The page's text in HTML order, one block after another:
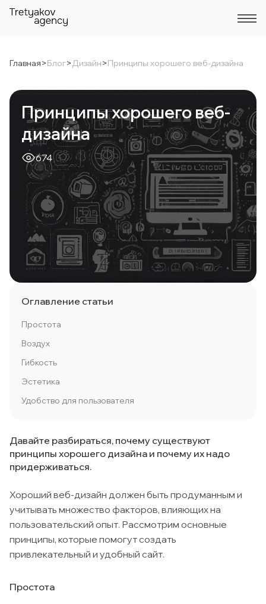
Главная>Блог>Дизайн>Принципы хорошего веб-дизайна
Принципы хорошего веб-
дизайна
674
Оглавление статьи
Простота
Воздух
Гибкость
Эстетика
Удобство для пользователя
Давайте разбираться, почему существуют
принципы хорошего дизайна и почему их надо
придерживаться.
Хороший веб-дизайн должен быть продуманным и
учитывать множество факторов, влияющих на
пользовательский опыт. Рассмотрим основные
принципы, которые помогут создать
привлекательный и удобный сайт.
Простота